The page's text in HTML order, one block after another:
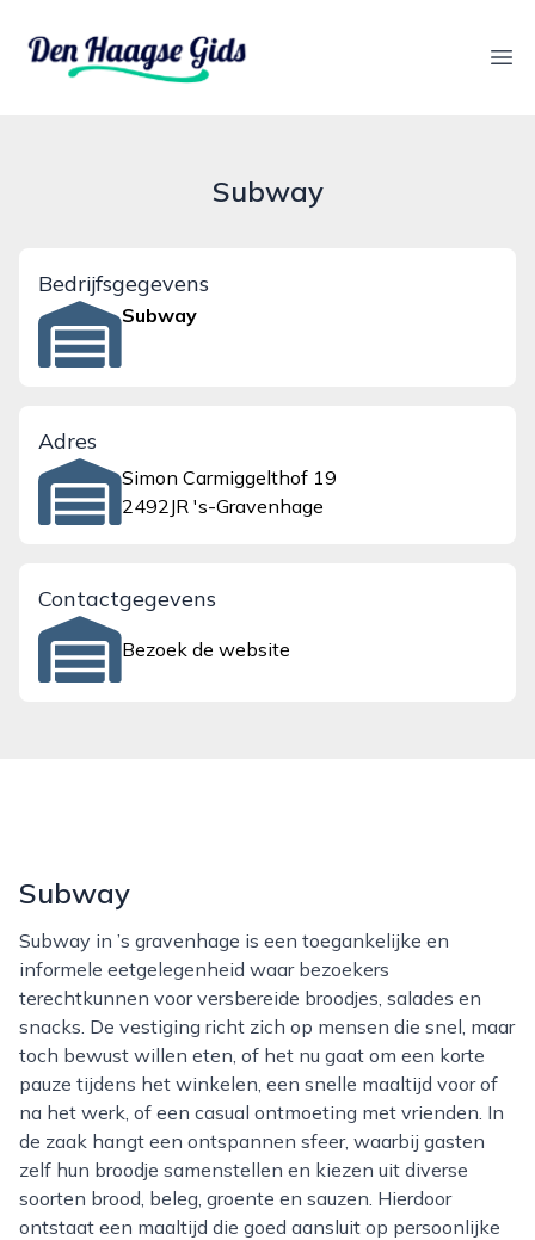
denhaagsegids.nl
Subway
Bedrijfsgegevens
Subway
Adres
Simon Carmiggelthof 19
2492JR 's-Gravenhage
Contactgegevens
Bezoek de website
Subway
Subway in ’s gravenhage is een toegankelijke en
informele eetgelegenheid waar bezoekers
terechtkunnen voor versbereide broodjes, salades en
snacks. De vestiging richt zich op mensen die snel, maar
toch bewust willen eten, of het nu gaat om een korte
pauze tijdens het winkelen, een snelle maaltijd voor of
na het werk, of een casual ontmoeting met vrienden. In
de zaak hangt een ontspannen sfeer, waarbij gasten
zelf hun broodje samenstellen en kiezen uit diverse
soorten brood, beleg, groente en sauzen. Hierdoor
ontstaat een maaltijd die goed aansluit op persoonlijke